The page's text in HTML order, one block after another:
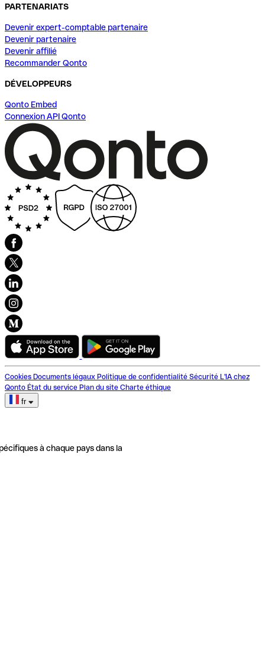
PARTENARIATS
Devenir expert-comptable partenaire
Devenir partenaire
Devenir affilié
Recommander Qonto
DÉVELOPPEURS
Qonto Embed
Connexion API Qonto
Cookies Documents légaux Politique de confidentialité Sécurité L'IA chez
Qonto État du service Plan du site Charte éthique
fr
à chaque pays dans la